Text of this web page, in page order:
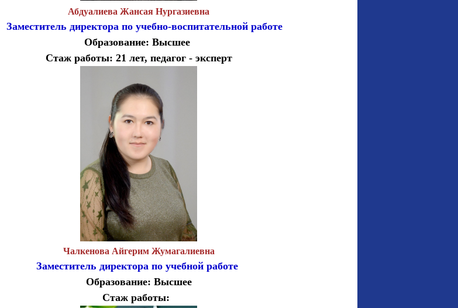
Абдуалиева Жансая Нургазиевна
Заместитель директора по учебно-воспитательной работе
Образование: Высшее
Стаж работы: 21 лет, педагог - эксперт
Чалкенова Айгерим Жумагалиевна
Заместитель директора по учебной работе
Образование: Высшее
Стаж работы: